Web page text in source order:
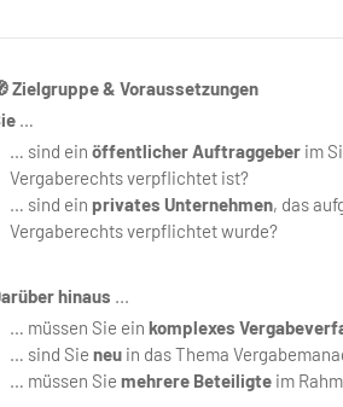
Zielgruppe & Voraussetzungen
…
… sind ein öffentlicher Auftraggeber im
Vergaberechts verpflichtet ist?
… sind ein privates Unternehmen, das
Vergaberechts verpflichtet wurde?
hinaus ...
… müssen Sie ein komplexes
… sind Sie neu in das Thema
… müssen Sie mehrere Beteiligte im